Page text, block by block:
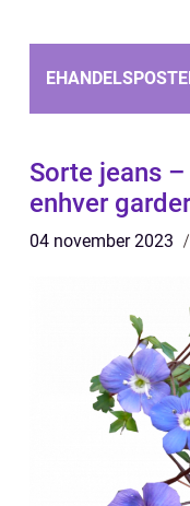
Sorte jeans
enhver
04 november 2023